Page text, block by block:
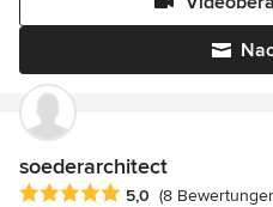
soederarchitect
Durchschnittliche Bewertung:
5,0 (8